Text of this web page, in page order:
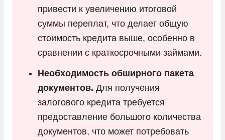
привести к увеличению итоговой
суммы переплат, что делает общую
стоимость кредита выше, особенно в
сравнении с краткосрочными займами.
Необходимость обширного пакета
документов. Для получения
залогового кредита требуется
предоставление большого количества
документов, что может потребовать